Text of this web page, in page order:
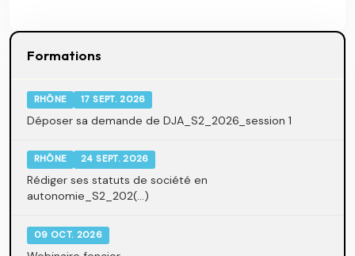
Formations
RHÔNE 17 SEPT. 2026
Déposer sa demande de DJA_S2_2026_session 1
RHÔNE 24 SEPT. 2026
Rédiger ses statuts de société en
autonomie_S2_202(...)
09 OCT. 2026